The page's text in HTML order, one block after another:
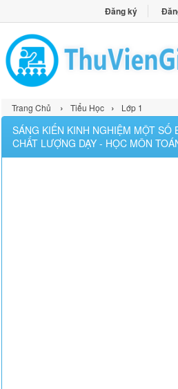
Đăng ký
Trang Chủ › Tiểu Học › Lớp 1
SÁNG KIẾN KINH NGHIỆM MỘT SỐ
CHẤT LƯỢNG DẠY - HỌC MÔN